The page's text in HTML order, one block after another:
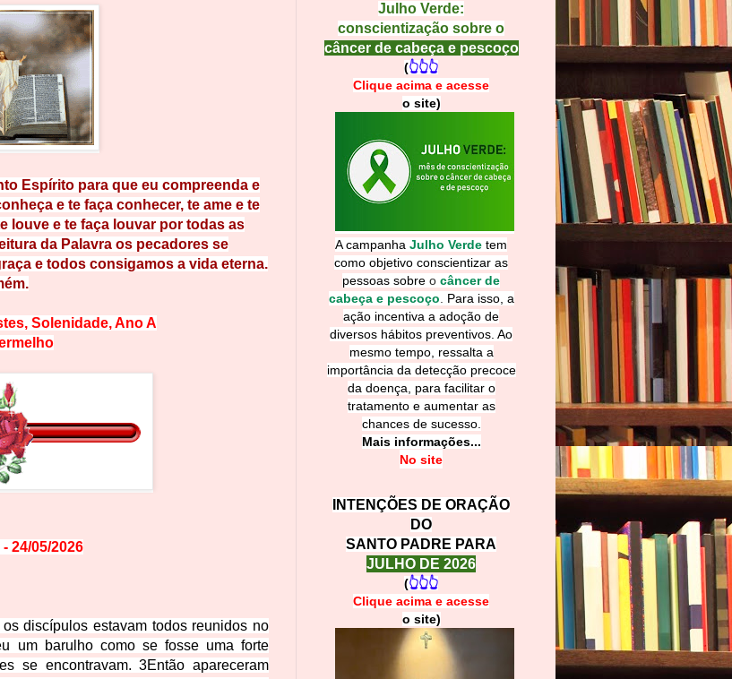
Espírito para que eu compreenda e
onheça e te faça conhecer, te ame e te
e l ouve e te faça louvar por todas as
tura da Palavra os pecadores se
a e todos consigamos a vida eterna.
, Solenidade, Ano A
24/05/2026
discípulos estavam todos reunidos no
um barulho como se fosse uma forte
se encontravam.3Então apareceram
Julho Verde:
conscientização sobre o
câncer de cabeça e pescoço
(👆👆👆
Clique acima e acesse
o site)
A campanha Julho Verde tem
como objetivo conscientizar as
pessoas sobre o câncer de
cabeça e pescoço
Para isso, a
ação incentiva a adoção de
diversos hábitos preventivos. Ao
mesmo tempo, ressalta a
importância da detecção precoce
da doença, para facilitar o
tratamento e aumentar as
chances de sucesso.
Mais informações...
No site
INTENÇÕES DE ORAÇÃO
DO
SANTO PADRE PARA
JULHO DE 2026
(👆👆👆
Clique acima e acesse
o site)